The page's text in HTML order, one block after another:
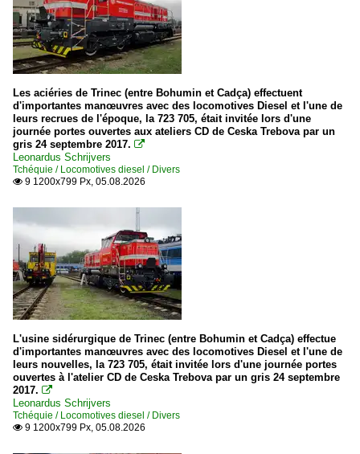
Les aciéries de Trinec (entre Bohumin et Cadça) effectuent
d'importantes manœuvres avec des locomotives Diesel et l'une de
leurs recrues de l'époque, la 723 705, était invitée lors d'une
journée portes ouvertes aux ateliers CD de Ceska Trebova par un
gris 24 septembre 2017. 
Leonardus Schrijvers
Tchéquie / Locomotives diesel / Divers
 9 1200x799 Px, 05.08.2026
L'usine sidérurgique de Trinec (entre Bohumin et Cadça) effectue
d'importantes manœuvres avec des locomotives Diesel et l'une de
leurs nouvelles, la 723 705, était invitée lors d'une journée portes
ouvertes à l'atelier CD de Ceska Trebova par un gris 24 septembre
2017. 
Leonardus Schrijvers
Tchéquie / Locomotives diesel / Divers
 9 1200x799 Px, 05.08.2026